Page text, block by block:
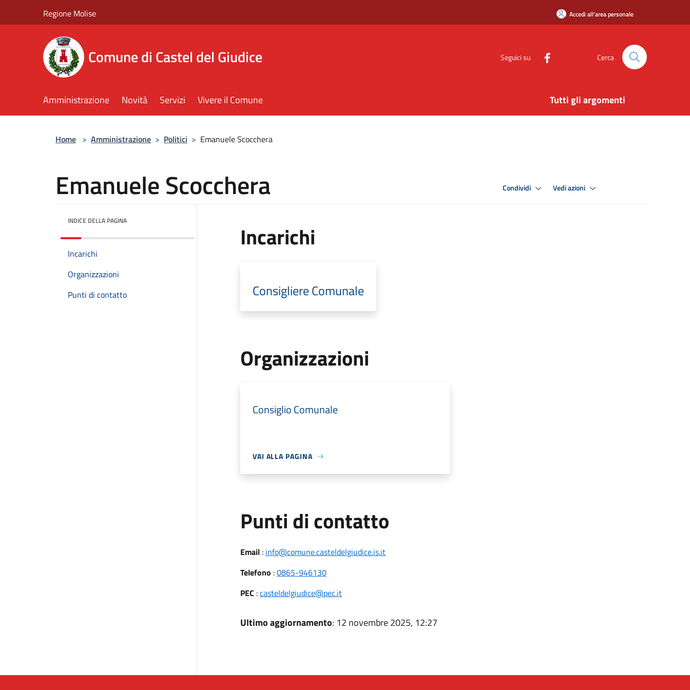
Regione Molise Accedi all'area personale
Comune di Castel del Giudice Seguici su Cerca
Amministrazione Novità Servizi Vivere il Comune Tutti gli argomenti
Home > Amministrazione > Politici > Emanuele Scocchera
Emanuele Scocchera Condividi Vedi azioni
INDICE DELLA PAGINA
Incarichi
Organizzazioni
Punti di contatto
Incarichi
Consigliere Comunale
Organizzazioni
Consiglio Comunale
VAI ALLA PAGINA
Punti di contatto
Email: info@comune.casteldelgiudice.is.it
Telefono :0865-946130
PEC :casteldelgiudice@pec.it
Ultimo aggiornamento: 12 novembre 2025, 12:27